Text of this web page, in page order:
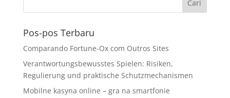
Pos-pos Terbaru
Comparando Fortune-Ox com Outros Sites
Verantwortungsbewusstes Spielen: Risiken,
Regulierung und praktische Schutzmechanismen
Mobilne kasyna online – gra na smartfonie